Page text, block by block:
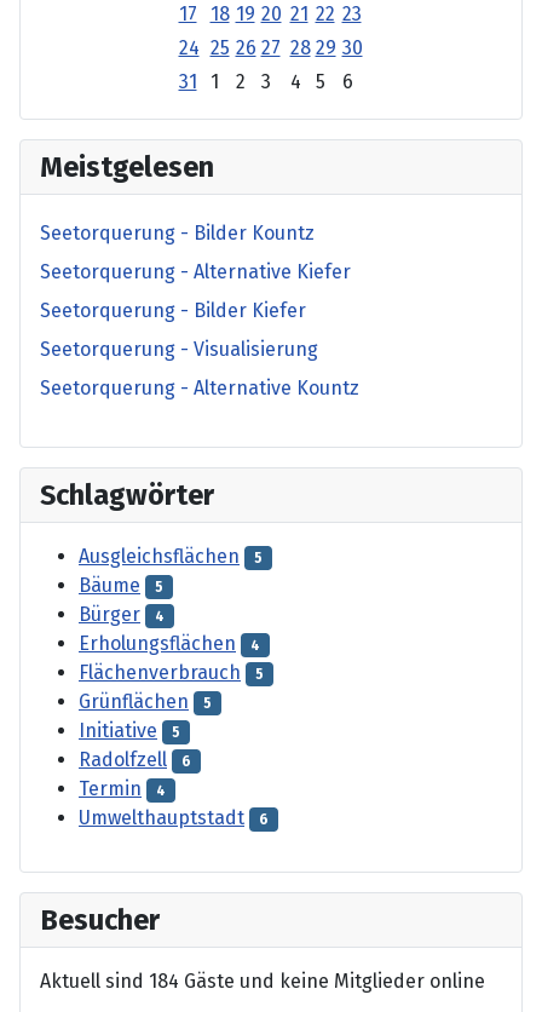
17
18 19 20 21 22 23
24 25 26 27 28 29 30
31
1 2 3 4 5 6
Meistgelesen
Seetorquerung - Bilder Kountz
Seetorquerung - Alternative Kiefer
Seetorquerung - Bilder Kiefer
Seetorquerung - Visualisierung
Seetorquerung - Alternative Kountz
Schlagwörter
Ausgleichsflächen 5
Bäume 5
Bürger 4
Erholungsflächen 4
Flächenverbrauch 5
Grünflächen 5
Initiative 5
Radolfzell 6
Termin 4
Umwelthauptstadt 6
Besucher
Aktuell sind 184 Gäste und keine Mitglieder online